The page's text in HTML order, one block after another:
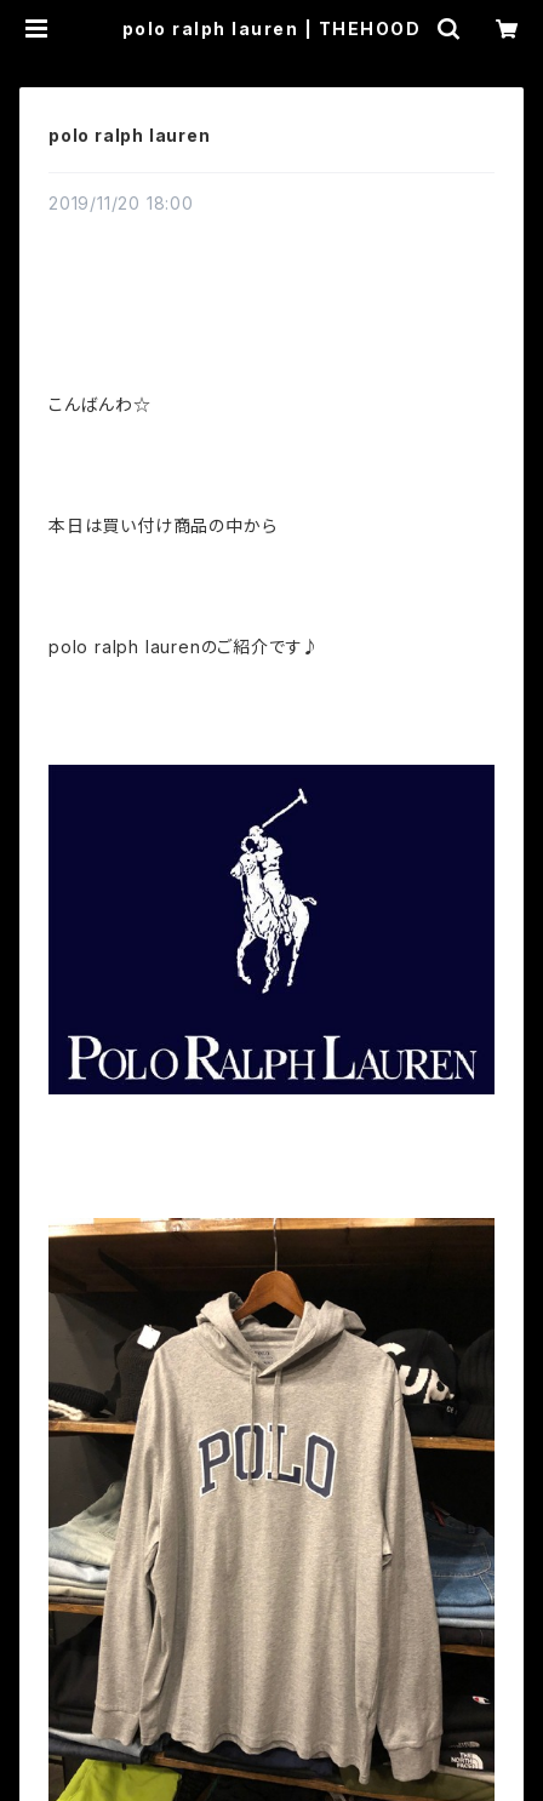
polo ralph lauren | THEHOOD
polo ralph lauren
2019/11/20 18:00
こんばんわ☆
本日は買い付け商品の中から
polo ralph laurenのご紹介です♪